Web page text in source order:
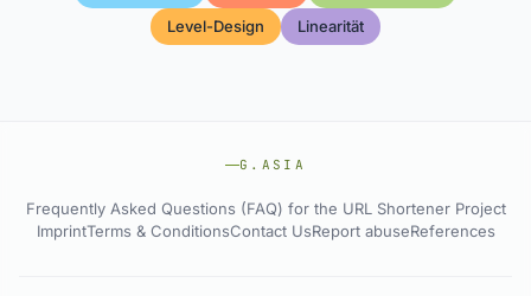
Level-Design
Linearität
G.ASIA
Frequently Asked Questions (FAQ) for the URL Shortener Project
ImprintTerms & ConditionsContact UsReport abuseReferences